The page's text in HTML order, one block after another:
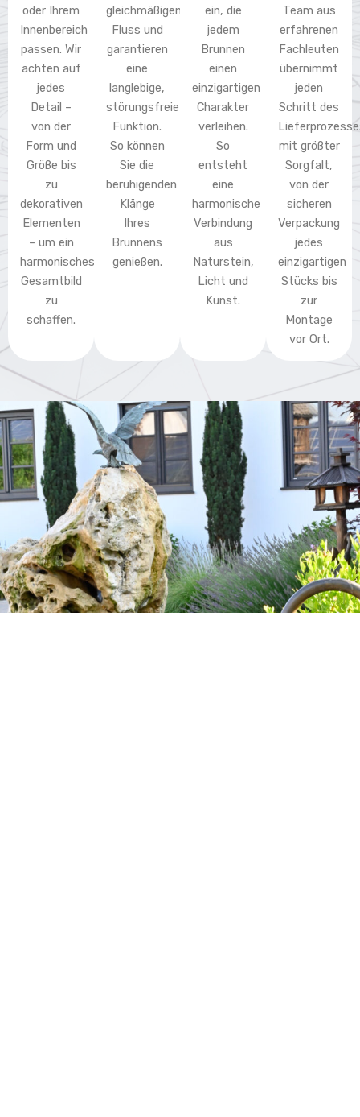
oder Ihrem
Innenbereich
passen. Wir
achten auf
jedes
Detail –
von der
Form und
Größe bis
zu
dekorativen
Elementen
– um ein
harmonisches
Gesamtbild
zu
schaffen.
gleichmäßigen
Fluss und
garantieren
eine
langlebige,
störungsfreie
Funktion.
So können
Sie die
beruhigenden
Klänge
Ihres
Brunnens
genießen.
ein, die
jedem
Brunnen
einen
einzigartigen
Charakter
verleihen.
So
entsteht
eine
harmonische
Verbindung
aus
Naturstein,
Licht und
Kunst.
Team aus
erfahrenen
Fachleuten
übernimmt
jeden
Schritt des
mit größter
Sorgfalt,
von der
sicheren
Verpackung
jedes
einzigartigen
Stücks bis
zur
Montage
vor Ort.